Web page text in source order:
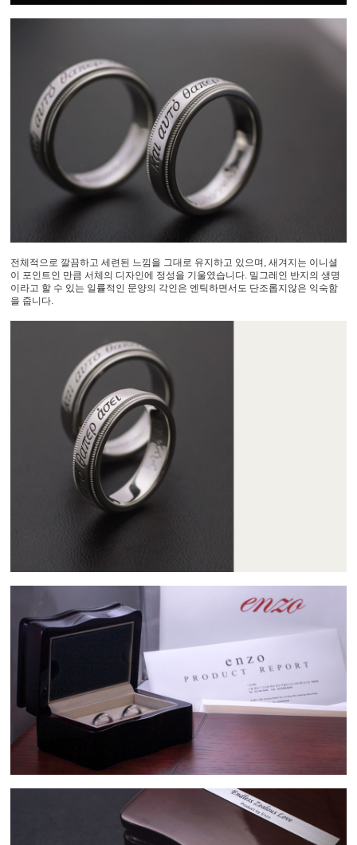
전체적으로 깔끔하고 세련된 느낌을 그대로 유지하고 있으며, 새겨지는 이니셜
이 포인트인 만큼 서체의 디자인에 정성을 기울였습니다. 밀그레인 반지의 생명
이라고 할 수 있는 일률적인 문양의 각인은 엔틱하면서도 단조롭지않은 익숙함
을 줍니다.